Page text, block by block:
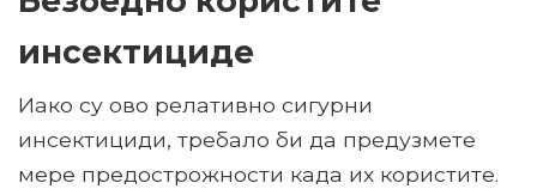
инсектициде
Иако су ово релативно сигурни
инсектициди, требало би да предузмете
мере предострожности када их користите.